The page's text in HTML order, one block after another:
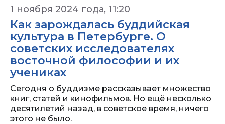
1 ноября 2024 года, 11:20
Как зарождалась буддийская
культура в Петербурге. О
советских исследователях
восточной философии и их
учениках
Сегодня о буддизме рассказывает множество
книг, статей и кинофильмов. Но ещё несколько
десятилетий назад, в советское время, ничего
этого не было.